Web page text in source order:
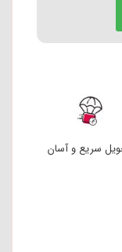
سریع و آسان